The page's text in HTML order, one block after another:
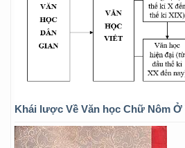
Khái lược Về Văn học Chữ Nôm Ở